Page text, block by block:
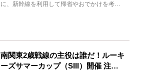
に、新幹線を利用して帰省やおでかけを考え
南関東2歳戦線の主役は誰だ！ルーキ
ーズサマーカップ（SIII）開催 注目